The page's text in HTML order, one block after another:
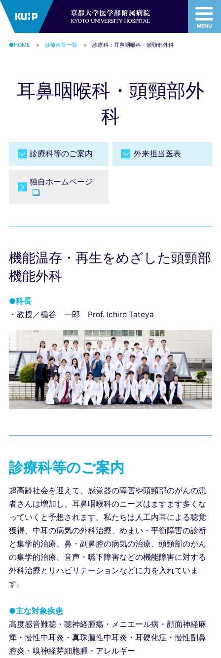
MENU
MENU
●HOME 診療科等一覧 診療科：耳鼻咽喉科・頭頸部外科
耳鼻咽喉科・頭頸部外
科
診療科等のご案内 外来担当医表
独自ホームページ
機能温存・再生をめざした頭頸部
機能外科
●科長
・教授／楯谷 ⼀郎 Prof. Ichiro Tateya
診療科等のご案内
超高齢社会を迎えて、感覚器の障害や頭頸部のがんの患
者さんは増加し、耳鼻咽喉科のニーズはますます多くな
っていくと予想されます。私たちは人工内耳による聴覚
獲得、中耳の病気の外科治療、めまい・平衡障害の診断
と集学的治療、鼻・副鼻腔の病気の治療、頭頸部のがん
の集学的治療、音声・嚥下障害などの機能障害に対する
外科治療とリハビリテーションなどに力を入れていま
す。
●主な対象疾患
高度感音難聴・聴神経腫瘍・メニエール病・顔面神経麻
痺・慢性中耳炎・真珠腫性中耳炎・耳硬化症・慢性副鼻
腔炎・嗅神経芽細胞腫・アレルギー